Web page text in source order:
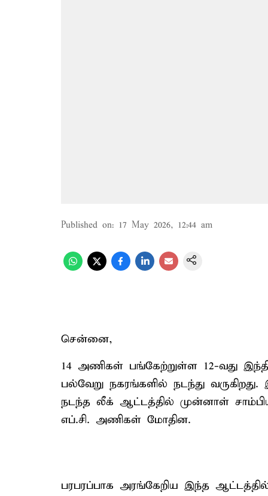
Published on: 17 May 2026, 12:44 am
சென்னை,
14 அணிகள் பங்கேற்றுள்ள 12-வது
பல்வேறு நகரங்களில் நடந்து
நடந்த லீக் ஆட்டத்தில் முன்னாள்
எப்.சி. அணிகள் மோதின.
பரபரப்பாக அரங்கேறிய இந்த